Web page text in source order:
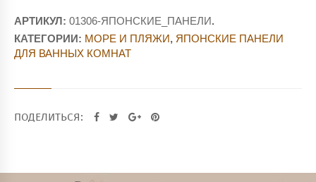
АРТИКУЛ: 01306-ЯПОНСКИЕ_ПАНЕЛИ.
КАТЕГОРИИ: МОРЕ И ПЛЯЖИ, ЯПОНСКИЕ ПАНЕЛИ
ДЛЯ ВАННЫХ КОМНАТ
ПОДЕЛИТЬСЯ: